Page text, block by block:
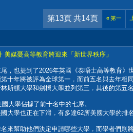
第13頁 共14頁 « 第一
美媒憂高等教育將迎來「新世界秩序」
，也提到了2026年英國《泰晤士高等教育》
十年將被評為全球第一，而前五名與去年相同
斯頓大學和劍橋大學並列第三，其後的第五
大學佔據了前十名中的七席。
大學也正在下滑，有多達62所美國大學的排
來幫助他們決定申請哪些大學，而學者們則